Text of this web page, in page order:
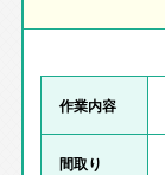
作業内容
間取り